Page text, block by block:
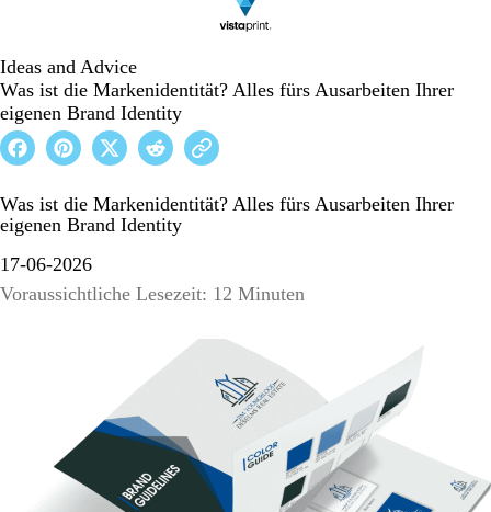
Ideas and Advice
Was ist die Markenidentität? Alles fürs Ausarbeiten Ihrer
eigenen Brand Identity
Was ist die Markenidentität? Alles fürs Ausarbeiten Ihrer
eigenen Brand Identity
17-06-2026
Voraussichtliche Lesezeit: 12 Minuten